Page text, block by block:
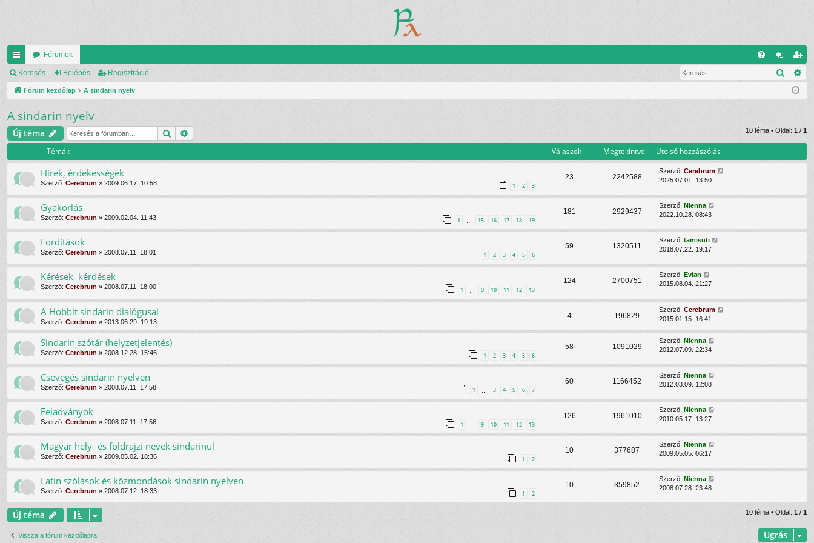
yo
rs
ke
k
Fórumok
el eg
is
ác
ió
Keresés Belépés Regisztráció
Fórum kezdőlap A sindarin nyelv
A sindarin nyelv
Új téma Keresés 10 téma • Oldal: 1 / 1
Témák Válaszok Megtekintve Utolsó hozzászólás
Hírek, érdekességek
Szerző: Cerebrum » 2009.06.17. 10:58 1 2 3
23 2242588
Szerző: Cerebrum
2025.07.01. 13:50
Gyakorlás
Szerző: Cerebrum » 2009.02.04. 11:43 1 … 15 16 17 18 19
181 2929437
Szerző: Nienna
2022.10.28. 08:43
Fordítások
Szerző: Cerebrum » 2008.07.11. 18:01 1 2 3 4 5 6
59 1320511
Szerző: tamisuti
2018.07.22. 19:17
Kérések, kérdések
Szerző: Cerebrum » 2008.07.11. 18:00 1 9 10 11 12 13
124 2700751
Szerző: Evian
2015.08.04. 21:27
A Hobbit sindarin dialógusai
Szerző: Cerebrum » 2013.06.29. 19:13
4 196829
Szerző: Cerebrum
2015.01.15. 16:41
Sindarin szótár (helyzetjelentés)
Szerző: Cerebrum » 2008.12.28. 15:46 1 2 3 4 5 6
58 1091029
Szerző: Nienna
2012.07.09. 22:34
Csevegés sindarin nyelven
Szerző: Cerebrum » 2008.07.11. 17:58 1 3 4 5 6 7
60 1166452
Szerző: Nienna
2012.03.09. 12:08
Feladványok
Szerző: Cerebrum » 2008.07.11. 17:56 1 9 10 11 12 13
126 1961010
Szerző: Nienna
2010.05.17. 13:27
Magyar hely- és földrajzi nevek sindarinul
Szerző: Cerebrum » 2009.05.02. 18:36 1 2
10 377687
Szerző: Nienna
2009.05.05. 06:17
Latin szólások és közmondások sindarin nyelven
Szerző: Cerebrum » 2008.07.12. 18:33 1 2
10 359852
Szerző: Nienna
2008.07.28. 23:48
Új téma 10 téma • Oldal: 1 / 1
Vissza a fórum kezdőlapra Ugrás